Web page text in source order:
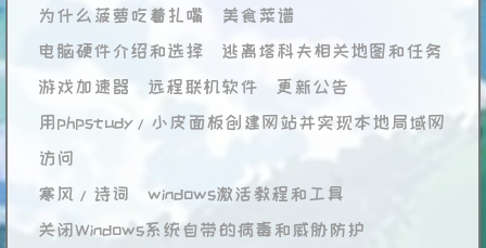
为什么菠萝吃着扎嘴
美食菜谱
电脑硬件介绍和选择
逃离塔科夫相关地图和任务
游戏加速器
远程联机软件
更新公告
用phpstudy/小皮面板创建网站并实现本地局域网
访问
寒风/诗词
windows激活教程和工具
关闭Windows系统自带的病毒和威胁防护